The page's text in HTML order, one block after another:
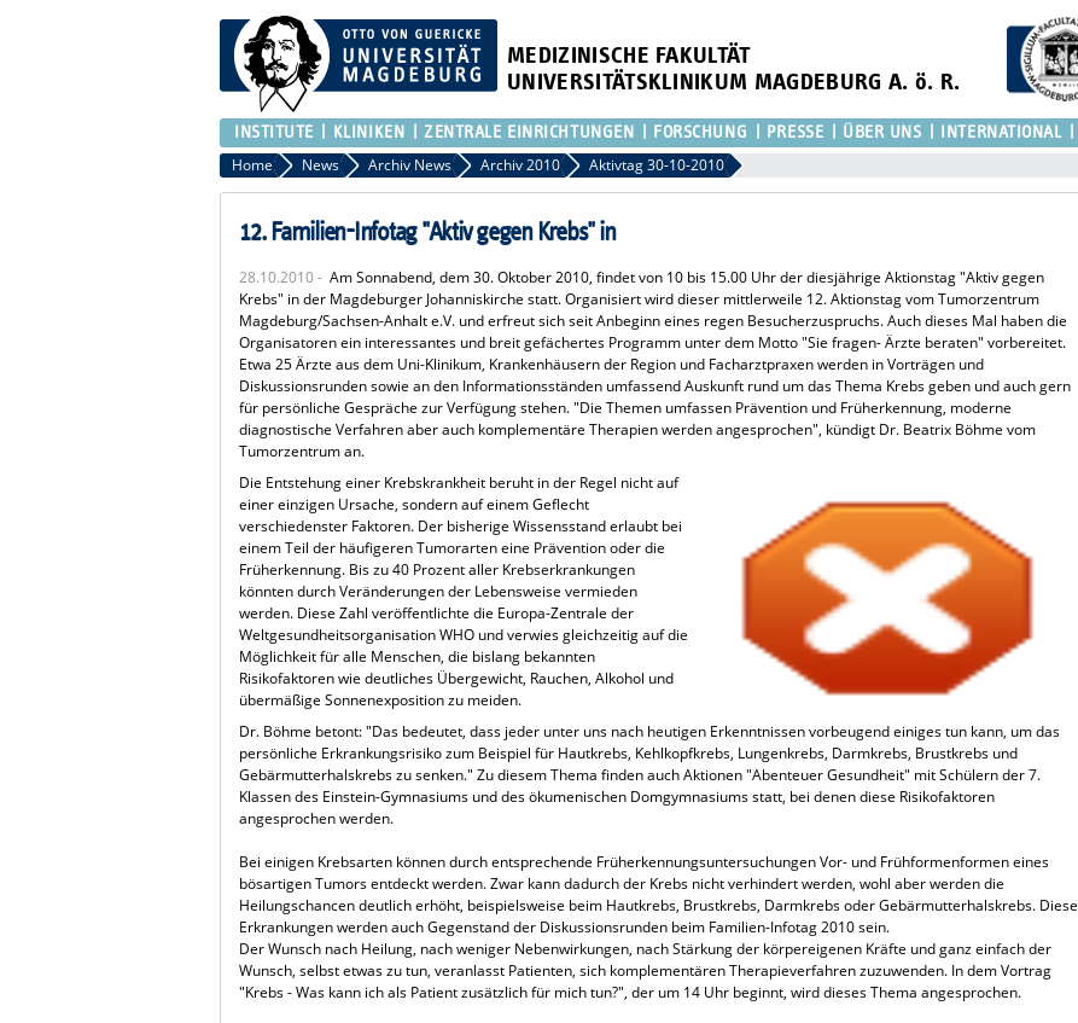
MEDIZINISCHE FAKULTÄT
UNIVERSITÄTSKLINIKUM MAGDEBURG A. ö. R.
INSTITUTE KLINIKEN ZENTRALE EINRICHTUNGEN FORSCHUNG PRESSE ÜBER UNS INTERNATIONAL
Home News Archiv News Archiv 2010 Aktivtag 30-10-2010
12. Familien-Infotag "Aktiv gegen Krebs" in
28.10.2010 -Am Sonnabend, dem 30. Oktober 2010, findet von 10 bis 15.00 Uhr der diesjährige Aktionstag "Aktiv gegen
Krebs" in der Magdeburger Johanniskirche statt. Organisiert wird dieser mittlerweile 12. Aktionstag vom Tumorzentrum
Magdeburg/Sachsen-Anhalt e.V. und erfreut sich seit Anbeginn eines regen Besucherzuspruchs. Auch dieses Mal haben die
Organisatoren ein interessantes und breit gefächertes Programm unter dem Motto "Sie fragen- Ärzte beraten" vorbereitet.
Etwa 25 Ärzte aus dem Uni-Klinikum, Krankenhäusern der Region und Facharztpraxen werden in Vorträgen und
Diskussionsrunden sowie an den Informationsständen umfassend Auskunft rund um das Thema Krebs geben und auch gern
für persönliche Gespräche zur Verfügung stehen. "Die Themen umfassen Prävention und Früherkennung, moderne
diagnostische Verfahren aber auch komplementäre Therapien werden angesprochen", kündigt Dr. Beatrix Böhme vom
Tumorzentrum an.
Die Entstehung einer Krebskrankheit beruht in der Regel nicht auf
einer einzigen Ursache, sondern auf einem Geflecht
verschiedenster Faktoren. Der bisherige Wissensstand erlaubt bei
einem Teil der häufigeren Tumorarten eine Prävention oder die
Früherkennung. Bis zu 40 Prozent aller Krebserkrankungen
könnten durch Veränderungen der Lebensweise vermieden
werden. Diese Zahl veröffentlichte die Europa-Zentrale der
Weltgesundheitsorganisation WHO und verwies gleichzeitig auf die
Möglichkeit für alle Menschen, die bislang bekannten
Risikofaktoren wie deutliches Übergewicht, Rauchen, Alkohol und
übermäßige Sonnenexposition zu meiden.
Dr. Böhme betont: "Das bedeutet, dass jeder unter uns nach heutigen Erkenntnissen vorbeugend einiges tun kann, um das
persönliche Erkrankungsrisiko zum Beispiel für Hautkrebs, Kehlkopfkrebs, Lungenkrebs, Darmkrebs, Brustkrebs und
Gebärmutterhalskrebs zu senken." Zu diesem Thema finden auch Aktionen "Abenteuer Gesundheit" mit Schülern der 7.
Klassen des Einstein-Gymnasiums und des ökumenischen Domgymnasiums statt, bei denen diese Risikofaktoren
angesprochen werden.
Bei einigen Krebsarten können durch entsprechende Früherkennungsuntersuchungen Vor- und Frühformenformen eines
bösartigen Tumors entdeckt werden. Zwar kann dadurch der Krebs nicht verhindert werden, wohl aber werden die
Heilungschancen deutlich erhöht, beispielsweise beim Hautkrebs, Brustkrebs, Darmkrebs oder Gebärmutterhalskrebs. Diese
Erkrankungen werden auch Gegenstand der Diskussionsrunden beim Familien-Infotag 2010 sein.
Der Wunsch nach Heilung, nach weniger Nebenwirkungen, nach Stärkung der körpereigenen Kräfte und ganz einfach der
Wunsch, selbst etwas zu tun, veranlasst Patienten, sich komplementären Therapieverfahren zuzuwenden. In dem Vortrag
"Krebs - Was kann ich als Patient zusätzlich für mich tun?", der um 14 Uhr beginnt, wird dieses Thema angesprochen.